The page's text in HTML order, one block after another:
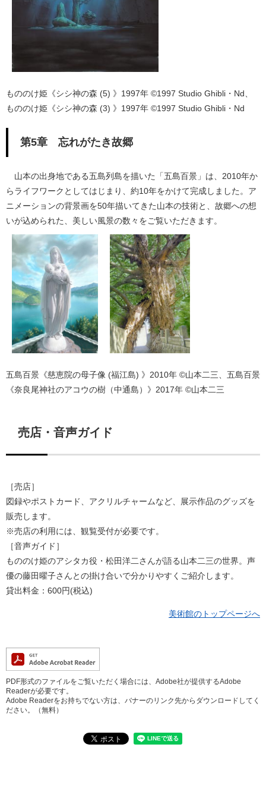
もののけ姫《シシ神の森 (5) 》1997年 ©1997 Studio Ghibli・Nd、
もののけ姫《シシ神の森 (3) 》1997年 ©1997 Studio Ghibli・Nd
第5章 忘れがたき故郷
山本の出身地である五島列島を描いた「五島百景」は、2010年か
らライフワークとしてはじまり、約10年をかけて完成しました。ア
ニメーションの背景画を50年描いてきた山本の技術と、故郷への想
いが込められた、美しい風景の数々をご覧いただきます。
五島百景《慈恵院の母子像 (福江島) 》2010年 ©山本二三、五島百景
《奈良尾神社のアコウの樹（中通島）》2017年 ©山本二三
売店・音声ガイド
［売店］
図録やポストカード、アクリルチャームなど、展示作品のグッズを
販売します。
※売店の利用には、観覧受付が必要です。
［音声ガイド］
もののけ姫のアシタカ役・松田洋二さんが語る山本二三の世界。声
優の藤田曜子さんとの掛け合いで分かりやすくご紹介します。
貸出料金：600円(税込)
美術館のトップページへ
PDF形式のファイルをご覧いただく場合には、Adobe社が提供するAdobe
Readerが必要です。
Adobe Readerをお持ちでない方は、バナーのリンク先からダウンロードしてく
ださい。（無料）